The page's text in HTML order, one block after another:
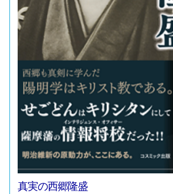
真実の西郷隆盛